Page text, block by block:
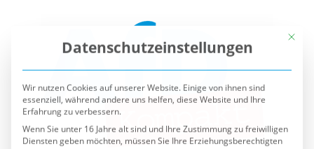
Wir nutzen Cookies auf unserer Website. Einige von ihnen sind
essenziell, während andere uns helfen, diese Website und Ihre
Erfahrung zu verbessern.
Wenn Sie unter 16 Jahre alt sind und Ihre Zustimmung zu freiwilligen
Diensten geben möchten, müssen Sie Ihre Erziehungsberechtigten
um Erlaubnis bitten.